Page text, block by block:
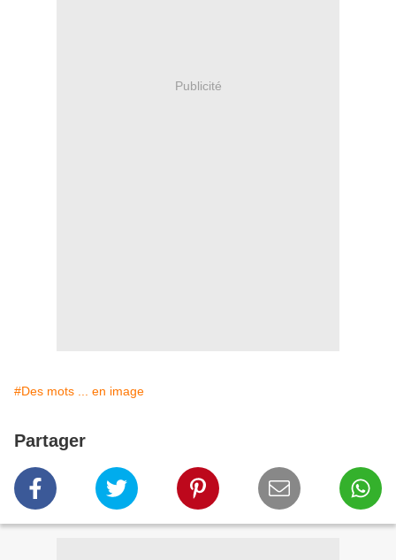
Publicité
#Des mots ... en image
Partager